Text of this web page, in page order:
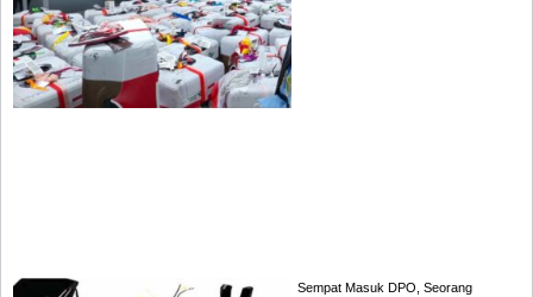
Sempat Masuk DPO, Seorang